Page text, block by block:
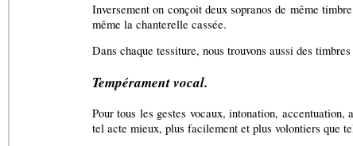
Inversement on conçoit deux sopranos de même
même la chanterelle cassée.
Dans chaque tessiture, nous trouvons aussi des
Tempérament vocal.
Pour tous les gestes vocaux, intonation,
tel acte mieux, plus facilement et plus volontiers que